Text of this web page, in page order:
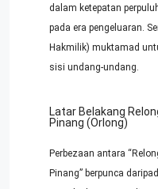
dalam ketepatan
pada era pengeluaran.
Hakmilik) muktamad
sisi undang-undang.
Latar Belakang
Pinang (Orlong)
Perbezaan antara
Pinang” berpunca